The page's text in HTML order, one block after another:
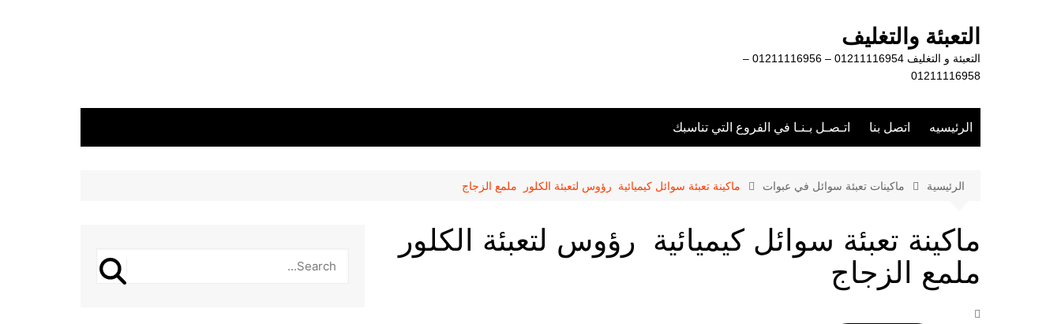
التعبئة والتغليف
التعبئة و التغليف 01211116954 – 01211116956 –
01211116958
الرئيسيه اتصل بنا اتـصـل بـنـا في الفروع التي تناسبك
الرئيسية ماكينات تعبئة سوائل في عبوات ماكينة تعبئة سوائل كيميائية رؤوس لتعبئة الكلور ملمع الزجاج
ماكينة تعبئة سوائل كيميائية رؤوس لتعبئة الكلور
ملمع الزجاج